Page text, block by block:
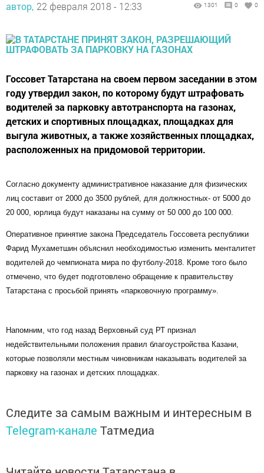
автор, 22 февраля 2018 - 12:33 1301 0 0
Госсовет Татарстана на своем первом заседании в этом
году утвердил закон, по которому будут штрафовать
водителей за парковку автотранспорта на газонах,
детских и спортивных площадках, площадках для
выгула животных, а также хозяйственных площадках,
расположенных на придомовой территории.
Согласно документу административное наказание для физических
лиц составит от 2000 до 3500 рублей, для должностных- от 5000 до
20 000, юрлица будут наказаны на сумму от 50 000 до 100 000.
Оперативное принятие закона Председатель Госсовета республики
Фарид Мухаметшин объяснил необходимостью изменить менталитет
водителей до чемпионата мира по футболу-2018. Кроме того было
отмечено, что будет подготовлено обращение к правительству
Татарстана с просьбой принять «парковочную программу».
Напомним, что год назад Верховный суд РТ признал
недействительными положения правил благоустройства Казани,
которые позволяли местным чиновникам наказывать водителей за
парковку на газонах и детских площадках.
Следите за самым важным и интересным в
Telegram-канале Татмедиа